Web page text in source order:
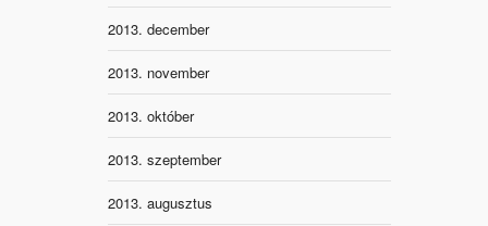
2013. december
2013. november
2013. október
2013. szeptember
2013. augusztus